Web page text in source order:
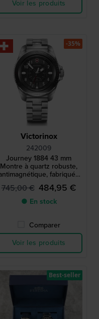
Voir les produits
Victorinox
242009
Journey 1884 43 mm
Montre à quartz robuste,
fabriquée
en Suisse
745,00 € 484,95 €
● En stock
Comparer
Voir les produits
-35%
Best-seller